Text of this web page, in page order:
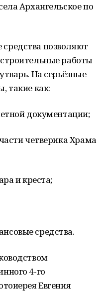
Архангельское по
позволяют
работы
На серьёзные
такие как:
документации;
четверика Храма
и креста;
средства.
4-го
Евгения